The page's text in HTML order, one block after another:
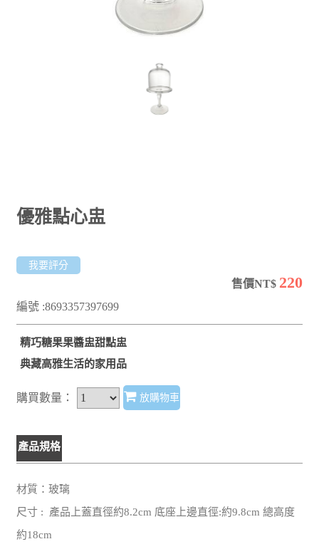
優雅點心盅
我要評分
售價NT$ 220
編號 :8693357397699
精巧糖果果醬盅甜點盅
典藏高雅生活的家用品
購買數量： 放購物車
產品規格
材質：玻璃
尺寸 : 產品上蓋直徑約8.2cm 底座上邊直徑:約9.8cm 總高度
約18cm